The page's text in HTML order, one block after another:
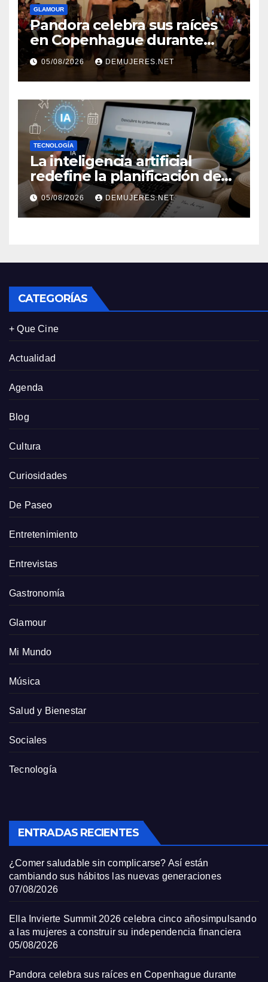
GLAMOUR
Pandora celebra sus raíces
en Copenhague durante
Copenhagen Fashion Week a
través de alianzas creativas
05/08/2026 DEMUJERES.NET
TECNOLOGÍA
La inteligencia artificial
redefine la planificación de
viajes: Los huéspedes
centran sus decisiones y
expectativas enfocándose en
05/08/2026 DEMUJERES.NET
CATEGORÍAS
+ Que Cine
Actualidad
Agenda
Blog
Cultura
Curiosidades
De Paseo
Entretenimiento
Entrevistas
Gastronomía
Glamour
Mi Mundo
Música
Salud y Bienestar
Sociales
Tecnología
ENTRADAS RECIENTES
¿Comer saludable sin complicarse? Así están
cambiando sus hábitos las nuevas generaciones
07/08/2026
Ella Invierte Summit 2026 celebra cinco añosimpulsando
a las mujeres a construir su independencia financiera
05/08/2026
Pandora celebra sus raíces en Copenhague durante